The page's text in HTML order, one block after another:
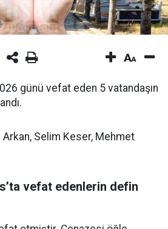
günü vefat eden 5 vatandaşın
Selim Keser, Mehmet
vefat edenlerin defin